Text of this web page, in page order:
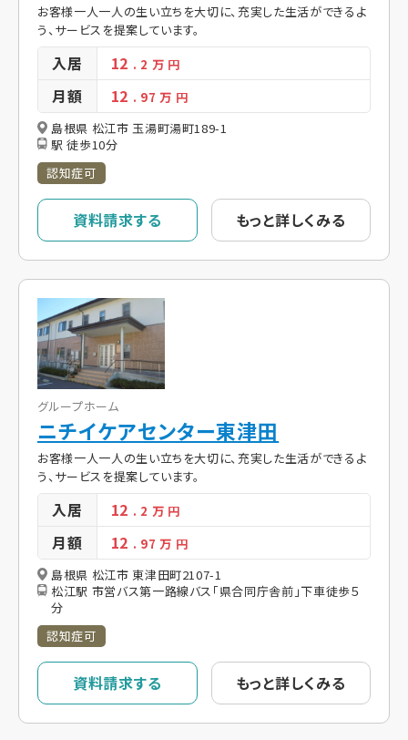
お客様一人一人の生い立ちを大切に、充実した生活ができるよ
う、サービスを提案しています。
入居 12 . 2 万 円
月額 12 . 97万 円
島根県 松江市 玉湯町湯町189-1
駅 徒歩10分
認知症可
資料請求する もっと詳しくみる
グループホーム
ニチイケアセンター東津田
お客様一人一人の生い立ちを大切に、充実した生活ができるよ
う、サービスを提案しています。
入居 12 . 2 万 円
月額 12 . 97万 円
島根県 松江市 東津田町2107-1
松江駅 市営バス第一路線バス「県合同庁舎前」下車徒歩５
分
認知症可
資料請求する もっと詳しくみる